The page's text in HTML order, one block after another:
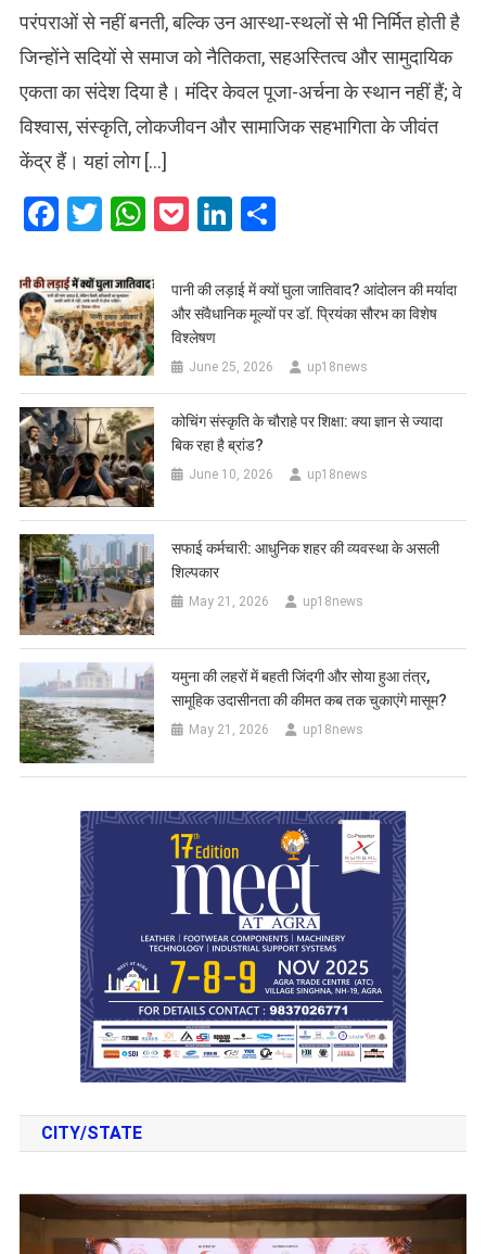
परंपराओं से नहीं बनती, बल्कि उन आस्था-स्थलों से भी निर्मित होती है
जिन्होंने सदियों से समाज को नैतिकता, सहअस्तित्व और सामुदायिक
एकता का संदेश दिया है। मंदिर केवल पूजा-अर्चना के स्थान नहीं हैं; वे
विश्वास, संस्कृति, लोकजीवन और सामाजिक सहभागिता के जीवंत
केंद्र हैं। यहां लोग […]
Facebook
Twitter
WhatsApp
PocketLinkedIn
पानी की लड़ाई में क्यों घुला जातिवाद? आंदोलन की मर्यादा
और संवैधानिक मूल्यों पर डॉ. प्रियंका सौरभ का विशेष
विश्लेषण
June 25, 2026 up18news
कोचिंग संस्कृति के चौराहे पर शिक्षा: क्या ज्ञान से ज्यादा
बिक रहा है ब्रांड?
June 10, 2026 up18news
सफाई कर्मचारी: आधुनिक शहर की व्यवस्था के असली
शिल्पकार
May 21, 2026 up18news
यमुना की लहरों में बहती जिंदगी और सोया हुआ तंत्र,
सामूहिक उदासीनता की कीमत कब तक चुकाएंगे मासूम?
May 21, 2026 up18news
CITY/STATE